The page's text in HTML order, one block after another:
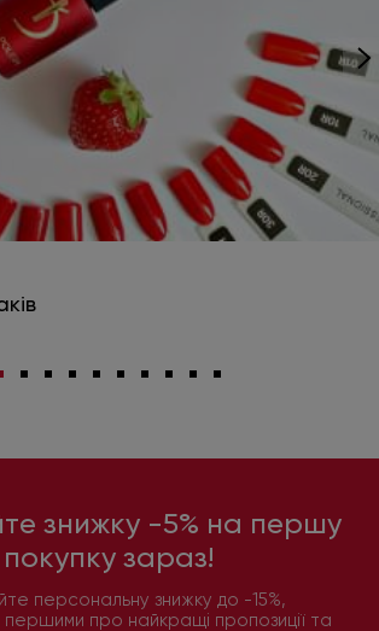
знижку -5% на першу
покупку зараз!
персональну знижку до -15%,
першими про найкращі пропозиції та